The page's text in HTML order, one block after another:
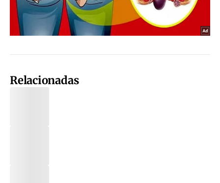
Relacionadas